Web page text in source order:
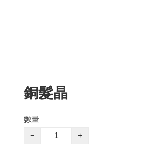
銅髮晶
數量
−
+